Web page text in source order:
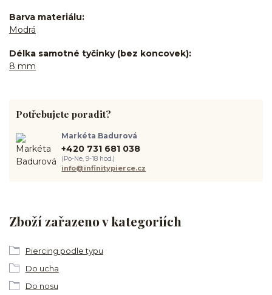
Barva materiálu
Modrá
Délka samotné tyčinky (bez koncovek)
8 mm
Zboží zařazeno v kategoriích
Piercing podle typu
Do ucha
Do nosu
Potřebujete poradit?
Markéta Badurová
+420 731 681 038
(Po-Ne, 9-18 hod.)
info@infinitypierce.cz